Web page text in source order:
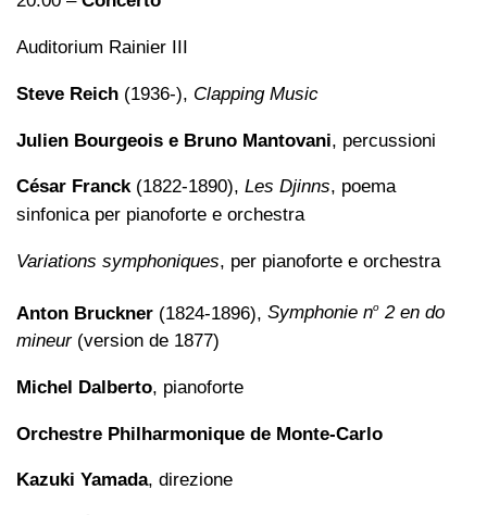
Auditorium Rainier III
Steve Reich (1936-), Clapping Music
Julien Bourgeois e Bruno Mantovani, percussioni
César Franck(1822-1890), Les Djinns, poema
sinfonica per pianoforte e orchestra
Variations symphoniques, per pianoforte e orchestra
Anton Bruckner (1824-1896), Symphonie no 2 en do
mineur (version de 1877)
Michel Dalberto, pianoforte
Orchestre Philharmonique de Monte-Carlo
Kazuki Yamada, direzione